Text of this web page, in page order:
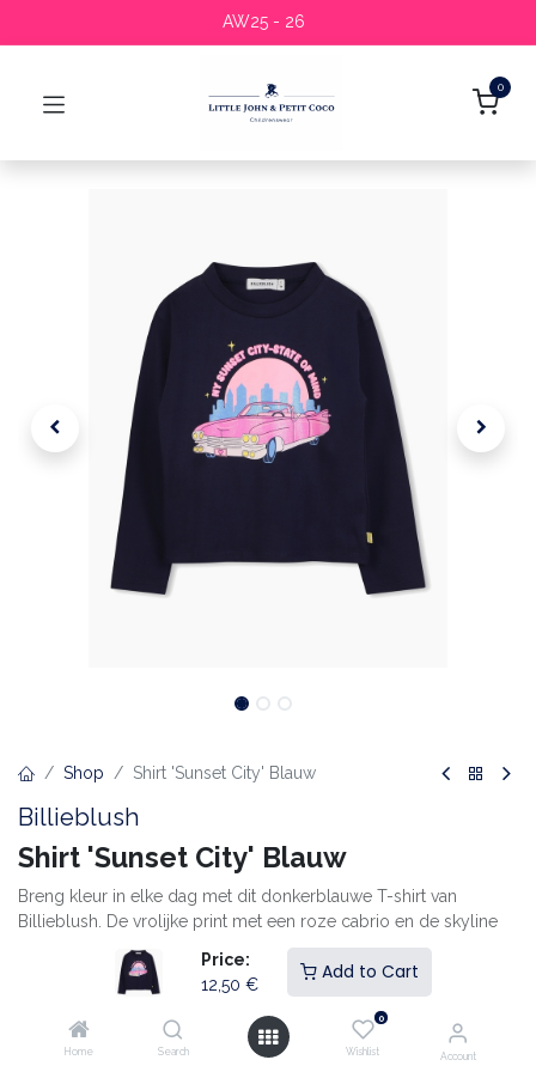
Price:
12,50 €
Add to Cart
Home Search
0
Wishlist Account
AW25 - 26
0
Shop Shirt 'Sunset City' Blauw
Billieblush
Shirt 'Sunset City' Blauw
Breng kleur in elke dag met dit donkerblauwe T-shirt van
Billieblush. De vrolijke print met een roze cabrio en de skyline
van New York geeft een speelse en trendy uitstraling. Gemaakt
van zachte katoen voor ultiem draagcomfort.
- Donkerblauw T-shirt met lange mouwen